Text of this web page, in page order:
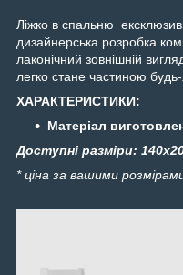
Ліжко в спальню
дизайнерська розробка
лаконічний зовнішній
легко стане частиною будь-
ХАРАКТЕРИСТИКИ:
Матеріал
Доступні разміри:
* ціна за вашими